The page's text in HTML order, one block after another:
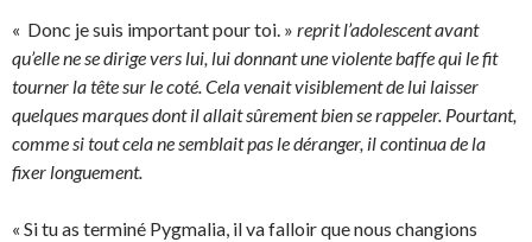
« Donc je suis important pour toi. » reprit l’adolescent avant
qu’elle ne se dirige vers lui, lui donnant une violente baffe qui le fit
tourner la tête sur le coté. Cela venait visiblement de lui laisser
quelques marques dont il allait sûrement bien se rappeler. Pourtant,
comme si tout cela ne semblait pas le déranger, il continua de la
fixer longuement.
« Si tu as terminé Pygmalia, il va falloir que nous changions